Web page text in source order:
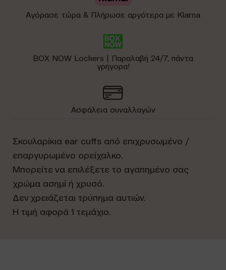
Αγόρασε τώρα & Πλήρωσε αργότερα με Klarna
BOX NOW Lockers | Παραλαβή 24/7, πάντα
γρήγορα!
Ασφάλεια συναλλαγών
Σκουλαρίκια ear cuffs από επιχρυσωμένο /
επαργυρωμένο ορείχαλκο.
Μπορείτε να επιλέξετε το αγαπημένο σας
χρώμα ασημί ή χρυσό.
Δεν χρειάζεται τρύπημα αυτιών.
Η τιμή αφορά 1 τεμάχιο.